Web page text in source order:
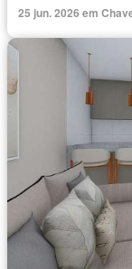
25 jun. 2026 em